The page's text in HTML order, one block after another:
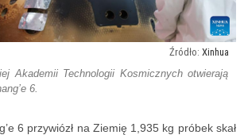
Xinhua
Akademii Technologii Kosmicznych otwierają
6.
6 przywiózł na Ziemię 1,935 kg próbek skał